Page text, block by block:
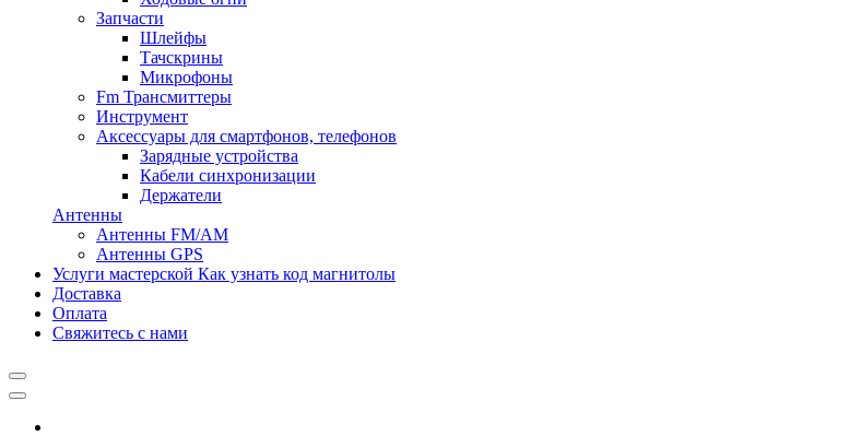
Запчасти
Шлейфы
Тачскрины
Микрофоны
Fm Трансмиттеры
Инструмент
Аксессуары для смартфонов, телефонов
Зарядные устройства
Кабели синхронизации
Держатели
Антенны
Антенны FM/AM
Антенны GPS
Услуги мастерской Как узнать код магнитолы
Доставка
Оплата
Свяжитесь с нами